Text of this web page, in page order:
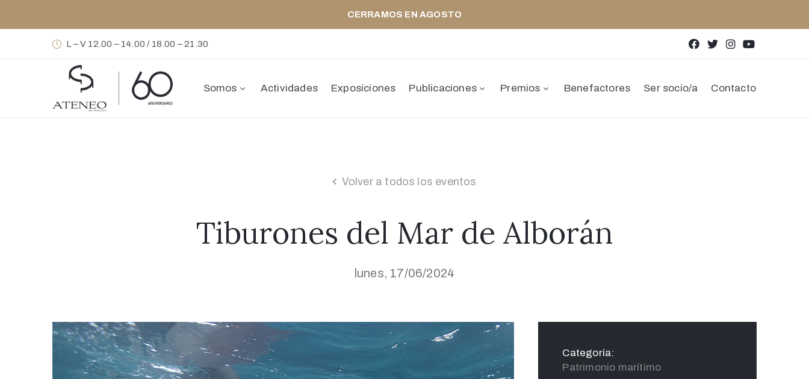
CERRAMOS EN AGOSTO
L – V 12.00 – 14.00 / 18.00 – 21.30
Somos Actividades Exposiciones Publicaciones Premios Benefactores Ser socio/a Contacto
Volver a todos los eventos
Tiburones del Mar de Alborán
lunes, 17/06/2024
Categoría:
Patrimonio marítimo